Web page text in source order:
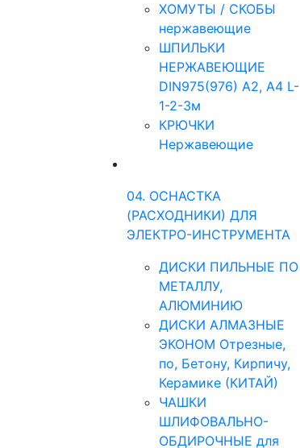
ХОМУТЫ / СКОБЫ
нержавеющие
ШПИЛЬКИ
НЕРЖАВЕЮЩИЕ
DIN975(976) A2, А4 L-
1-2-3м
КРЮЧКИ
Нержавеющие
04. ОСНАСТКА
(РАСХОДНИКИ) ДЛЯ
ЭЛЕКТРО-ИНСТРУМЕНТА
ДИСКИ ПИЛЬНЫЕ ПО
МЕТАЛЛУ,
АЛЮМИНИЮ
ДИСКИ АЛМАЗНЫЕ
ЭКОНОМ Отрезные,
по, Бетону, Кирпичу,
Керамике (КИТАЙ)
ЧАШКИ
ШЛИФОВАЛЬНО-
ОБДИРОЧНЫЕ для